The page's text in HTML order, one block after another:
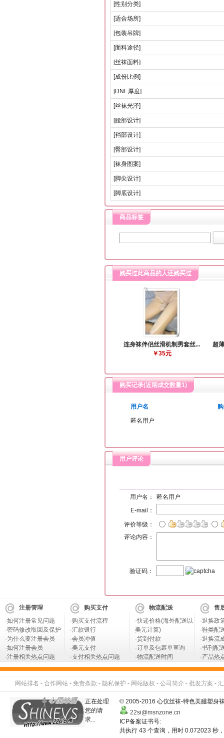
[性别分类]
[适合场所]
[包装吊牌]
[面料途径]
[丝袜面料]
[成份比例]
[DNE厚度]
[丝袜光泽]
[腰部设计]
[裆部设计]
[臀部设计]
[袜身图案]
[脚尖设计]
[脚底设计]
商品标签
购买过此商品的人还购买过
连身袜伴侣丝滑机制男套丝...
￥35元
超
购买记录(近期成交数量1)
用户名
匿名用户
用户评论
用户名：
匿名用户
E-mail：
评价等级：
评论内容：
验证码：
注册管理
·如何注册常见问题
·密码修改取回及保护
·为什么要注册会员
·如何注册会员
·注册相关热点问题
购买支付
·购买支付流程
·汇款银行
·会员冲值
·美元支付
·支付相关热点问题
物流配送
·快递价格(海外配送以
美元计算)
·货到付款
·订单及包裹单查询
·物流配送时间
售
·退换政
·鞋类配
·退换流
·书刊配
·产品热
网站排名 - 合作网站 - 免责条款 - 隐私保护 - 网站版权 - 公司简介 - 批发方案 -
© 2005-2016 心仪丝袜-特色美腿塑身
22si@msnzone.cn
ICP备案证书号:
共执行 43 个查询，用时 0.072023 秒
正在处理
您的请
求...